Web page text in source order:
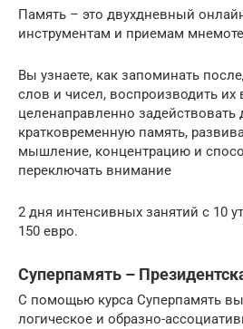
Память – это двухдневный
инструментам и приемам
Вы узнаете, как запоминать
слов и чисел, воспроизводить
целенаправленно
кратковременную память,
мышление, концентрацию и
переключать внимание
2 дня интенсивных занятий с 10
150 евро.
Суперпамять –
С помощью курса Суперпамять
логическое и образно-